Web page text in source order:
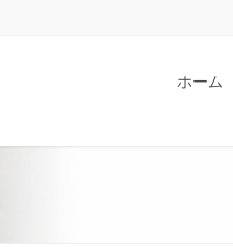
ホーム